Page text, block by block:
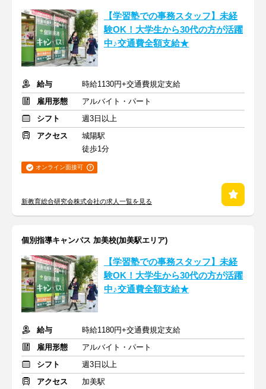
【学習塾での事務スタッフ】未経
験OK！大学生から30代の方が活躍
中♪交通費全額支給★
給与
時給1130円+交通費規定支給
雇用形態
アルバイト・パート
シフト
週3日以上
アクセス
城陽駅
徒歩1分
オンライン面接可
新教育総合研究会株式会社の求人一覧を見る
個別指導キャンパス 加美校(加美駅エリア)
【学習塾での事務スタッフ】未経
験OK！大学生から30代の方が活躍
中♪交通費全額支給★
給与
時給1180円+交通費規定支給
雇用形態
アルバイト・パート
シフト
週3日以上
アクセス
加美駅